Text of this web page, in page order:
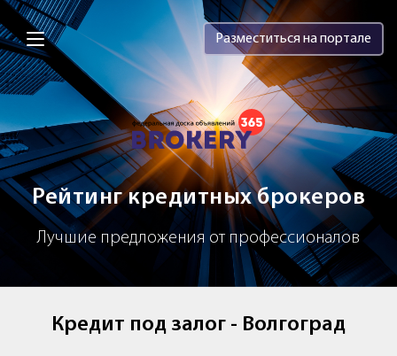
Brokery365 - Рейтинг кредитных
Разместиться на портале
Рейтинг кредитных брокеров
Лучшие предложения от профессионалов
Кредит под залог - Волгоград